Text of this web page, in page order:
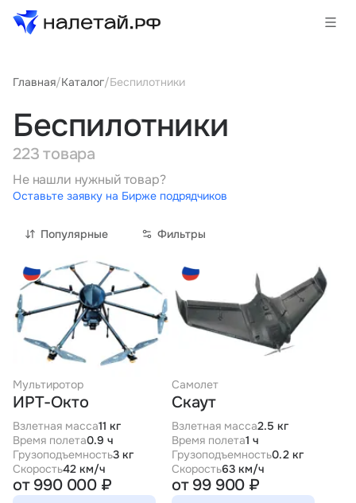
Товары
Услуги
Сервисы
Биржа
О проекте
Клиентам
Поставщикам
Государственные программы
Партнеры
Новости и аналитика
info@naletai.su
Главная/Каталог/Беспилотники
Беспилотники
223 товара
Не нашли нужный товар?
Оставьте заявку на Бирже подрядчиков
Популярные Фильтры
Мультиротор
ИРТ-Окто
Взлетная масса11 кг
Время полета0.9 ч
Грузоподъемность3 кг
Скорость42 км/ч
от 990 000 ₽
Самолет
Скаут
Взлетная масса2.5 кг
Время полета1 ч
Грузоподъемность0.2 кг
Скорость63 км/ч
от 99 900 ₽